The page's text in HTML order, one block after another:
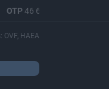
OTP 46 660
OVF, HAEA